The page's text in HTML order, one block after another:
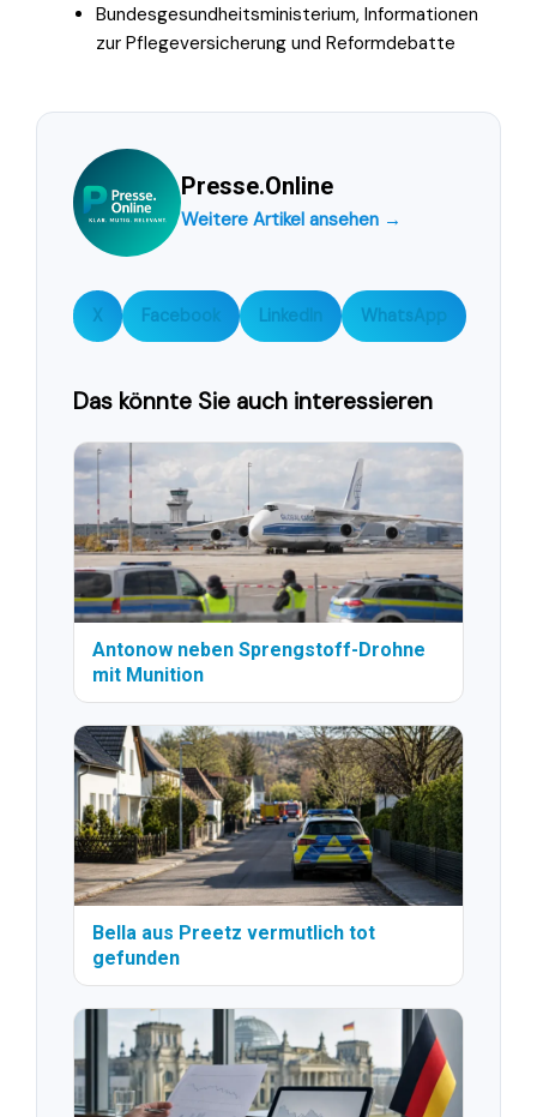
Bundesgesundheitsministerium, Informationen
zur Pflegeversicherung und Reformdebatte
Presse.Online
Weitere Artikel ansehen →
X Facebook LinkedIn WhatsApp
Das könnte Sie auch interessieren
Antonow neben Sprengstoff-Drohne
mit Munition
Bella aus Preetz vermutlich tot
gefunden